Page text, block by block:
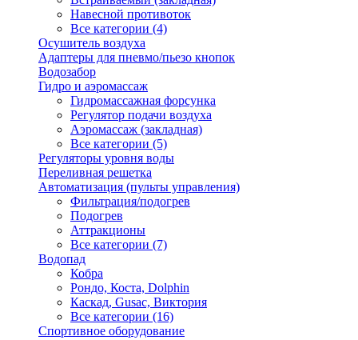
Навесной противоток
Все категории (4)
Осушитель воздуха
Адаптеры для пневмо/пьезо кнопок
Водозабор
Гидро и аэромассаж
Гидромассажная форсунка
Регулятор подачи воздуха
Аэромассаж (закладная)
Все категории (5)
Регуляторы уровня воды
Переливная решетка
Автоматизация (пульты управления)
Фильтрация/подогрев
Подогрев
Аттракционы
Все категории (7)
Водопад
Кобра
Рондо, Коста, Dolphin
Каскад, Gusac, Виктория
Все категории (16)
Спортивное оборудование